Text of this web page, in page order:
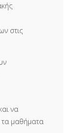
στις
να
μαθήματα